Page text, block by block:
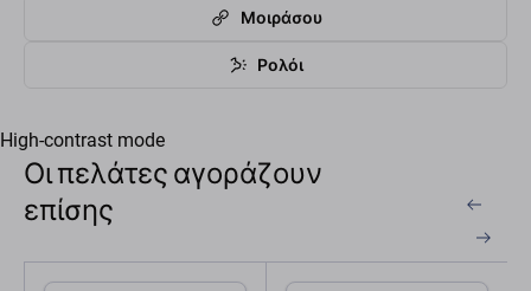
Μοιράσου
Ρολόι
High-contrast mode
Οι πελάτες αγοράζουν
επίσης